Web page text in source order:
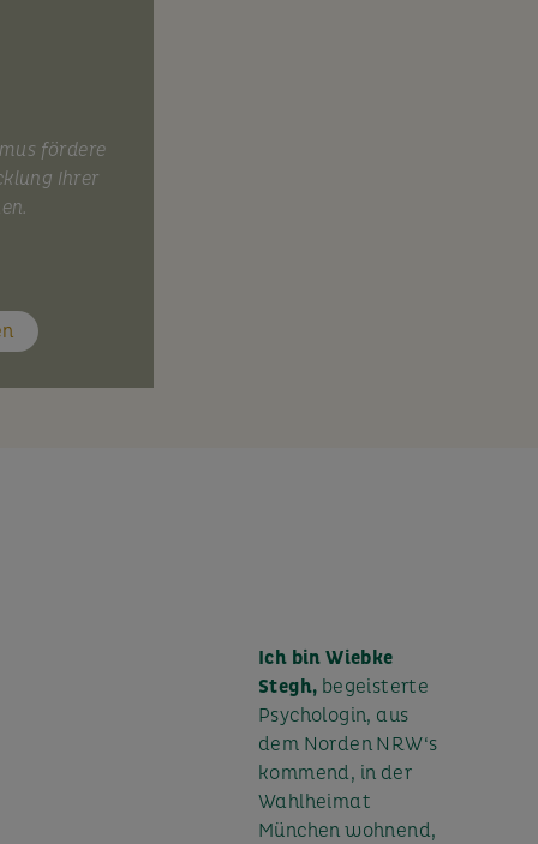
fördere
Ihrer
Ich bin Wiebke
Stegh, begeisterte
Psychologin, aus
dem Norden NRW‘s
kommend, in der
Wahlheimat
München wohnend,